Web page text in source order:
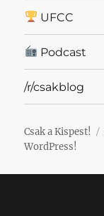
UFCC
Podcast
/r/csakblog
Csak a Kispest!
WordPress!